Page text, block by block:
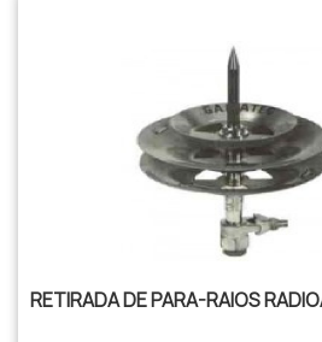
RETIRADA DE PARA-RAIOS